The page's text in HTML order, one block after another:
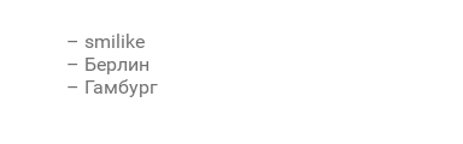
– smilike
– Берлин
– Гамбург